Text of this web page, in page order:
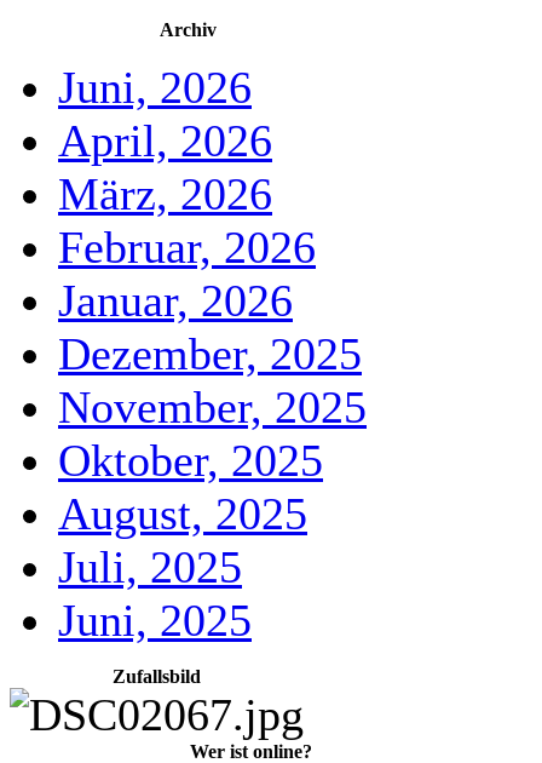
Archiv
Juni, 2026
April, 2026
März, 2026
Februar, 2026
Januar, 2026
Dezember, 2025
November, 2025
Oktober, 2025
August, 2025
Juli, 2025
Juni, 2025
Zufallsbild
Wer ist online?